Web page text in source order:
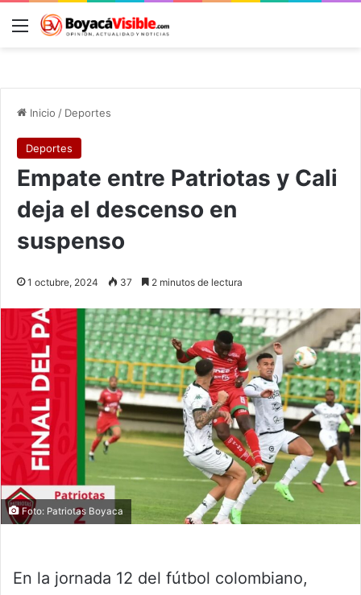
Menú
Inicio / Deportes
Deportes
Empate entre Patriotas y Cali
deja el descenso en
suspenso
1 octubre, 2024 37 2 minutos de lectura
Foto: Patriotas Boyaca
En la jornada 12 del fútbol colombiano,